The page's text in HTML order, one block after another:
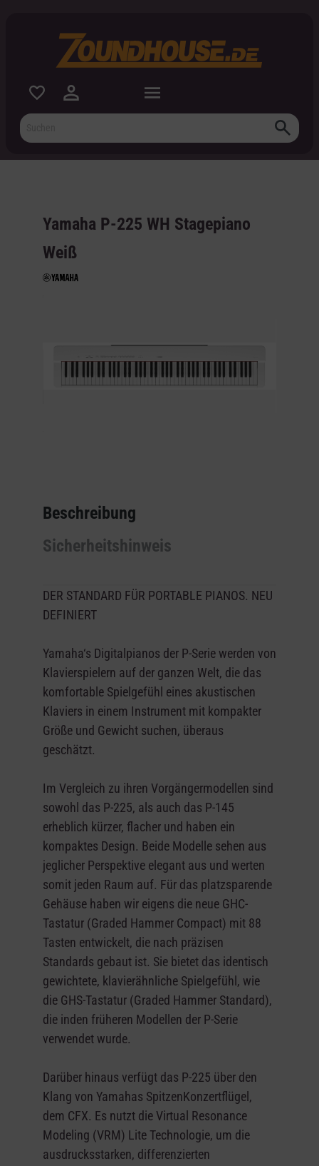
Yamaha P-225 WH Stagepiano
Weiß
Beschreibung
Sicherheitshinweis
DER STANDARD FÜR PORTABLE PIANOS. NEU
DEFINIERT
Yamaha‘s Digitalpianos der P-Serie werden von
Klavierspielern auf der ganzen Welt, die das
komfortable Spielgefühl eines akustischen
Klaviers in einem Instrument mit kompakter
Größe und Gewicht suchen, überaus
geschätzt.
Im Vergleich zu ihren Vorgängermodellen sind
sowohl das P-225, als auch das P-145
erheblich kürzer, flacher und haben ein
kompaktes Design. Beide Modelle sehen aus
jeglicher Perspektive elegant aus und werten
somit jeden Raum auf. Für das platzsparende
Gehäuse haben wir eigens die neue GHC-
Tastatur (Graded Hammer Compact) mit 88
Tasten entwickelt, die nach präzisen
Standards gebaut ist. Sie bietet das identisch
gewichtete, klavierähnliche Spielgefühl, wie
die GHS-Tastatur (Graded Hammer Standard),
die inden früheren Modellen der P-Serie
verwendet wurde.
Darüber hinaus verfügt das P-225 über den
Klang von Yamahas SpitzenKonzertflügel,
dem CFX. Es nutzt die Virtual Resonance
Modeling (VRM) Lite Technologie, um die
ausdrucksstarken, differenzierten